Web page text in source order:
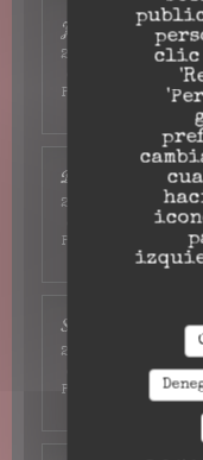
clic
Jo
2026-06-28
-
/5
Precio
Denis
2026-06-27
-
4/5
Precio
Sylvie
2026-06-21
-
: 5/5
Precio